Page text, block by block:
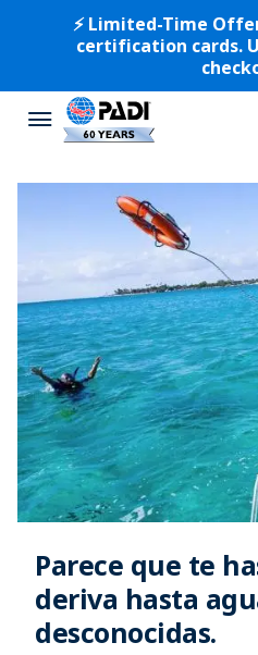
⚡️ Limited-Time
certification cards.
Parece que te
deriva hasta
desconocidas.